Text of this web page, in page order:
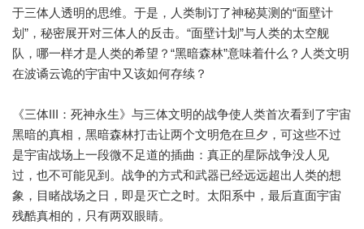
于三体人透明的思维。于是，人类制订了神秘莫测的“面壁计
划”，秘密展开对三体人的反击。“面壁计划”与人类的太空舰
队，哪一样才是人类的希望？“黑暗森林”意味着什么？人类文明
在波谲云诡的宇宙中又该如何存续？
《三体III：死神永生》与三体文明的战争使人类首次看到了宇宙
黑暗的真相，黑暗森林打击让两个文明危在旦夕，可这些不过
是宇宙战场上一段微不足道的插曲：真正的星际战争没人见
过，也不可能见到。战争的方式和武器已经远远超出人类的想
象，目睹战场之日，即是灭亡之时。太阳系中，最后直面宇宙
残酷真相的，只有两双眼睛。